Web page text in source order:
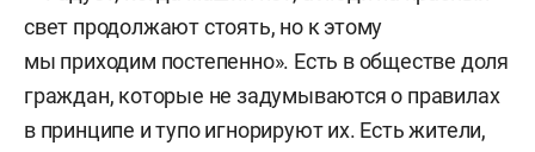
свет продолжают стоять, но к этому
мы приходим постепенно». Есть в обществе доля
граждан, которые не задумываются о правилах
в принципе и тупо игнорируют их. Есть жители,